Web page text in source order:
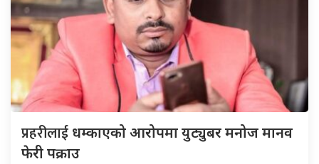
प्रहरीलाई धम्काएको आरोपमा युट्युबर मनोज मानव
फेरी पक्राउ